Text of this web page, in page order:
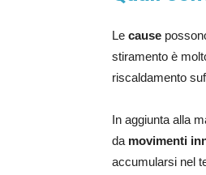
Le cause
stiramento è
riscaldamento
In aggiunta alla
da movimenti
accumularsi nel